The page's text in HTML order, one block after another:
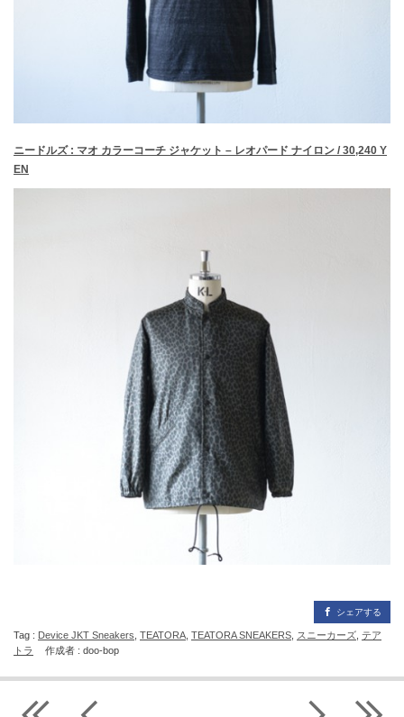
ニードルズ : マオ カラーコーチ ジャケット – レオパード ナイロン / 30,240 Y
EN
シェアする
Tag : Device JKT Sneakers TEATORA TEATORA SNEAKERS スニーカーズ テア
トラ
作成者 : doo-bop